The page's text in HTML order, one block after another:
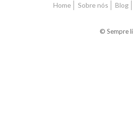
Home Sobre nós Blog
© Sempre